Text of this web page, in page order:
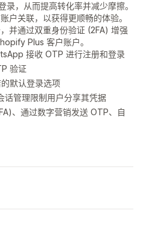
，从而提高转化率并减少摩擦。
户关联，以获得更顺畅的体验。
并通过双重身份验证 (2FA) 增强
Plus 客户账户。
接收 OTP 进行注册和登录
验证
默认登录选项
话管理限制用户分享其凭据
、通过数字营销发送 OTP、自